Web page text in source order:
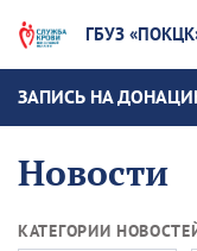
ГБУЗ
ЗАПИСЬ НА
Новости
КАТЕГОРИИ